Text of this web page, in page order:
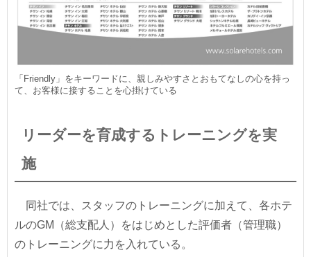
「Friendly」をキーワードに、親しみやすさとおもてなしの心を持っ
て、お客様に接することを心掛けている
リーダーを育成するトレーニングを実
施
同社では、スタッフのトレーニングに加えて、各ホテ
ルのGM（総支配人）をはじめとした評価者（管理職）
のトレーニングに力を入れている。